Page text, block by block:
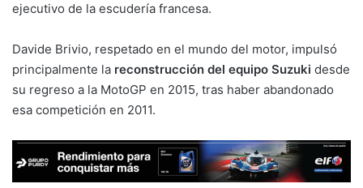
ejecutivo de la escudería francesa.
Davide Brivio, respetado en el mundo del motor, impulsó
principalmente la reconstrucción del equipo Suzuki desde
su regreso a la MotoGP en 2015, tras haber abandonado
esa competición en 2011.